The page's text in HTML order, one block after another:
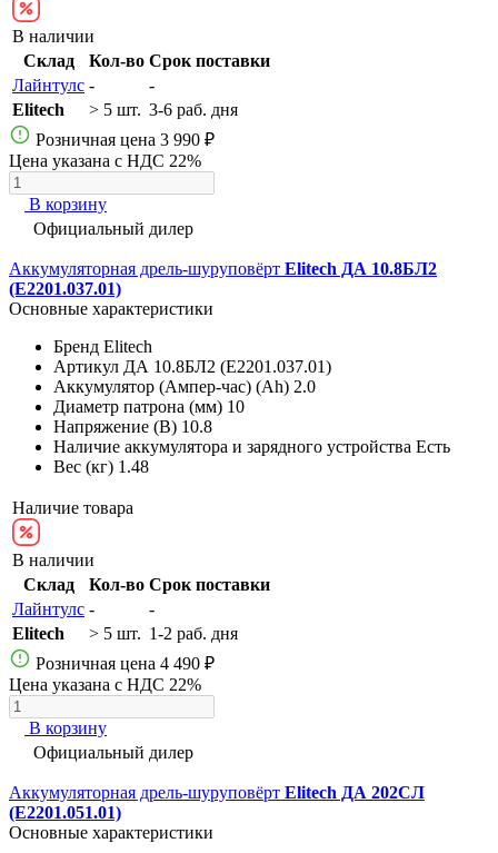
В наличии
Склад
Кол-во Срок поставки
Лайнтулс -
-
Elitech
> 5 шт. 3-6 раб. дня
Розничная цена 3 990 ₽
Цена указана с НДС 22%
В корзину
Официальный дилер
Аккумуляторная дрель-шуруповёрт Elitech ДА 10.8БЛ2
(E2201.037.01)
Основные характеристики
Бренд Elitech
Артикул ДА 10.8БЛ2 (E2201.037.01)
Аккумулятор (Ампер-час) (Ah) 2.0
Диаметр патрона (мм) 10
Напряжение (В) 10.8
Наличие аккумулятора и зарядного устройства Есть
Вес (кг) 1.48
Наличие товара
В наличии
Склад
Кол-во Срок поставки
Лайнтулс -
-
Elitech
> 5 шт. 1-2 раб. дня
Розничная цена 4 490 ₽
Цена указана с НДС 22%
В корзину
Официальный дилер
Аккумуляторная дрель-шуруповёрт Elitech ДА 202СЛ
(E2201.051.01)
Основные характеристики